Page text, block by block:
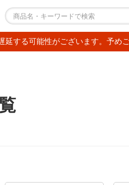
する可能性がございます。予め